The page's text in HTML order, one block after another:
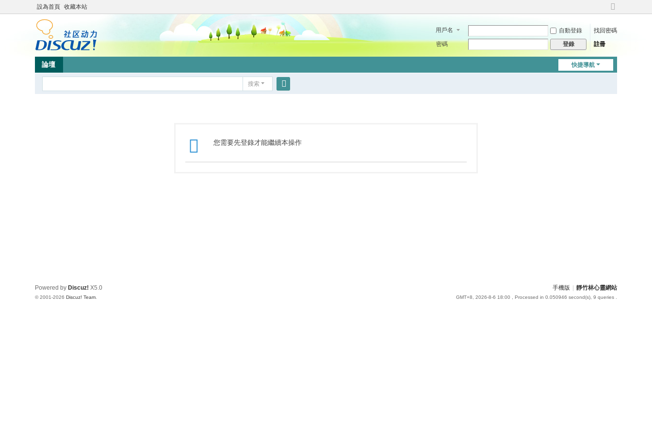
設為首頁 收藏本站
切
到
用戶名 自動登錄
找回密碼
密碼
登錄 註冊
快捷導航
論壇
搜索
您需要先登錄才能繼續本操作
手機版 靜竹林心靈網站
GMT+8, 2026-8-6 18:00 , Processed in 0.050946 second(s), 9 queries .
Powered by Discuz! X5.0
© 2001-2026 Discuz! Team